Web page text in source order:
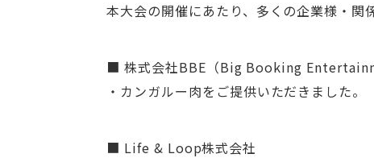
本大会の開催にあたり、多くの企業様・関
■ 株式会社BBE（Big Booking
・カンガルー肉をご提供いただきました。
■ Life & Loop株式会社